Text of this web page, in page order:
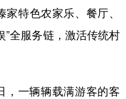
特色农家乐、餐厅、
”全服务链，激活传统村
一辆辆载满游客的客